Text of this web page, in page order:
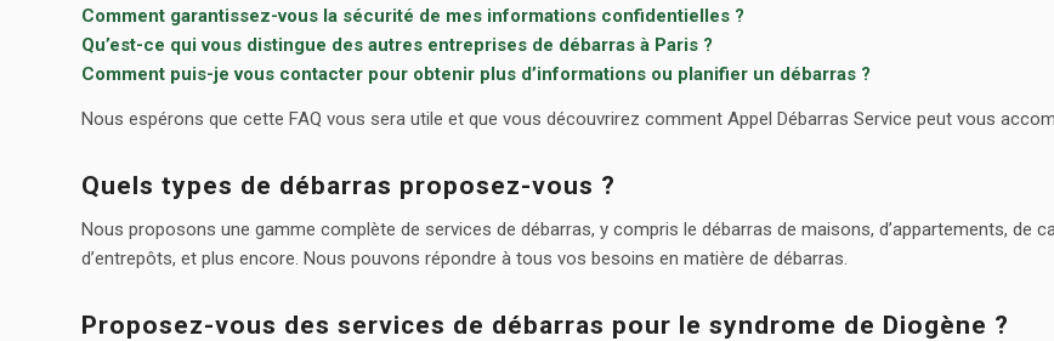
Comment garantissez-vous la sécurité de mes informations confidentielles ?
Qu’est-ce qui vous distingue des autres entreprises de débarras à Paris ?
Comment puis-je vous contacter pour obtenir plus d’informations ou planifier un débarras ?
Nous espérons que cette FAQ vous sera utile et que vous découvrirez comment Appel Débarras Service peut vous
Quels types de débarras proposez-vous ?
Nous proposons une gamme complète de services de débarras, y compris le débarras de maisons, d’appartements, de
d’entrepôts, et plus encore. Nous pouvons répondre à tous vos besoins en matière de débarras.
Proposez-vous des services de débarras pour le syndrome de Diogène ?